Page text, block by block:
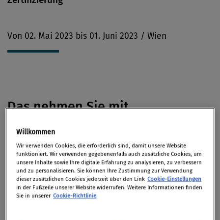
Von 02. Mai 2023 bis 01. Juni 2023 / Wien
Das nehmen Sie mit
Anpassungen der regulatorischen
Rahmenbedingungen, die fristgerechte Umsetzung
der Anforderungen, Optimierung von Schnittstellen
im Unternehmen oder sogar die Neuausrichtung der
Organisation stellen Finanzdienstleister und deren
Compliance-Organisation tagtäglich auf die Probe.
Willkommen
Wir verwenden Cookies, die erforderlich sind, damit unsere Website
funktioniert. Wir verwenden gegebenenfalls auch zusätzliche Cookies, um
unsere Inhalte sowie Ihre digitale Erfahrung zu analysieren, zu verbessern
und zu personalisieren. Sie können Ihre Zustimmung zur Verwendung
dieser zusätzlichen Cookies jederzeit über den Link Cookie-Einstellungen
in der Fußzeile unserer Website widerrufen. Weitere Informationen finden
Sie in unserer Cookie-Richtlinie.